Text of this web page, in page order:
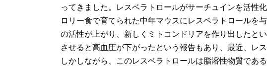
ってきました。レスベラトロールがサーチュインを活性
ロリー食で育てられた中年マウスにレスベラトロールを
の活性が上がり、新しくミトコンドリアを作り出したと
させると高血圧が下がったという報告もあり、最近、レ
しかしながら、このレスベラトロールは脂溶性物質であ